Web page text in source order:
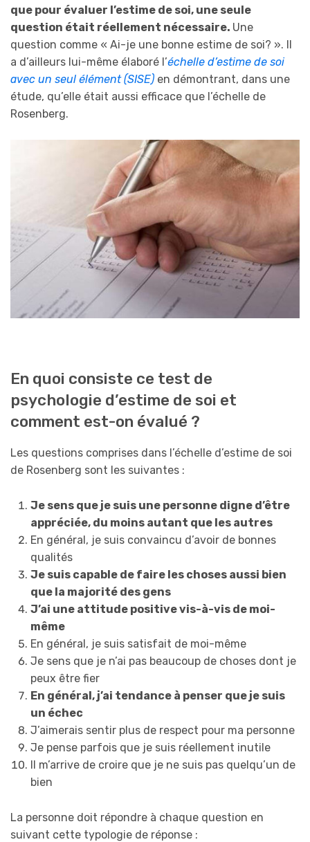
que pour évaluer l’estime de soi, une seule
question était réellement nécessaire. Une
question comme « Ai-je une bonne estime de soi? ». Il
a d’ailleurs lui-même élaboré l’échelle d’estime de soi
avec un seul élément (SISE) en démontrant, dans une
étude, qu’elle était aussi efficace que l’échelle de
Rosenberg.
En quoi consiste ce test de
psychologie d’estime de soi et
comment est-on évalué ?
Les questions comprises dans l’échelle d’estime de soi
de Rosenberg sont les suivantes :
Je sens que je suis une personne digne d’être
appréciée, du moins autant que les autres
En général, je suis convaincu d’avoir de bonnes
qualités
Je suis capable de faire les choses aussi bien
que la majorité des gens
J’ai une attitude positive vis-à-vis de moi-
même
En général, je suis satisfait de moi-même
Je sens que je n’ai pas beaucoup de choses dont je
peux être fier
En général, j’ai tendance à penser que je suis
un échec
J’aimerais sentir plus de respect pour ma personne
Je pense parfois que je suis réellement inutile
Il m’arrive de croire que je ne suis pas quelqu’un de
bien
La personne doit répondre à chaque question en
suivant cette typologie de réponse :